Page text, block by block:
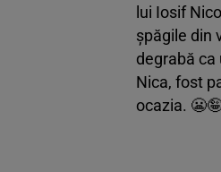
lui Iosif
șpăgile din
degrabă ca
Nica, fost
ocazia.